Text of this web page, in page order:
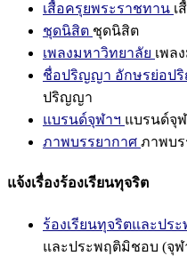
เสื้อครุยพระราชทาน เ
ชุดนิสิต ชุดนิสิต
เพลงมหาวิทยาลัย เพล
ชื่อปริญญา อักษรย่อป
ปริญญา
แบรนด์จุฬาฯ แบรนด์จุ
ภาพบรรยากาศ ภาพบร
แจ้งเรื่องร้องเรียนทุจริต
ร้องเรียนทุจริตและปร
และประพฤติมิชอบ (จุฬ